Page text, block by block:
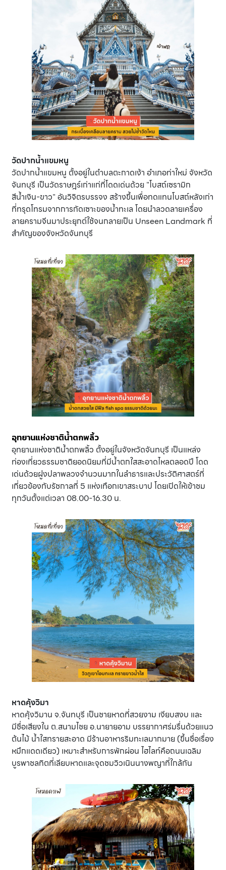
วัดปากน้ำแขมหนู
วัดปากน้ำแขมหนู ตั้งอยู่ในตำบลตะกาดเง้า อำเภอท่าใหม่ จังหวัด
จันทบุรี เป็นวัดราษฎร์เก่าแก่ที่โดดเด่นด้วย "โบสถ์เซรามิก
สีน้ำเงิน-ขาว" อันวิจิตรบรรจง สร้างขึ้นเพื่อทดแทนโบสถ์หลังเก่า
ที่ทรุดโทรมจากการกัดเซาะของน้ำทะเล โดยนำลวดลายเครื่อง
ลายครามจีนมาประยุกต์ใช้จนกลายเป็น Unseen Landmark ที่
สำคัญของจังหวัดจันทบุรี
อุทยานแห่งชาติน้ำตกพลิ้ว
อุทยานแห่งชาติน้ำตกพลิ้ว ตั้งอยู่ในจังหวัดจันทบุรี เป็นแหล่ง
ท่องเที่ยวธรรมชาติยอดนิยมที่มีน้ำตกใสสะอาดไหลตลอดปี โดด
เด่นด้วยฝูงปลาพลวงจำนวนมากในลำธารและประวัติศาสตร์ที่
เกี่ยวข้องกับรัชกาลที่ 5 แห่งเทือกเขาสระบาป โดยเปิดให้เข้าชม
ทุกวันตั้งแต่เวลา 08.00-16.30 น.
หาดคุ้งวิมา
หาดคุ้งวิมาน จ.จันทบุรี เป็นชายหาดที่สวยงาม เงียบสงบ และ
มีชื่อเสียงใน ต.สนามไชย อ.นายายอาม บรรยากาศร่มรื่นด้วยแนว
ต้นไม้ น้ำใสทรายสะอาด มีร้านอาหารริมทะเลมากมาย (ขึ้นชื่อเรื่อง
หมึกแดดเดียว) เหมาะสำหรับการพักผ่อน ไฮไลท์คือถนนเฉลิม
บูรพาชลทิตที่เลียบหาดและจุดชมวิวเนินนางพญาที่ใกล้กัน